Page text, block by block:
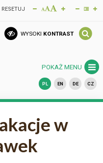
RESETUJ
WYSOKI KONTRAST
POKAŻ MENU
PL EN DE CZ
w